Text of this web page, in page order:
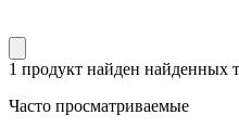
1 продукт найден найденных
Часто просматриваемые